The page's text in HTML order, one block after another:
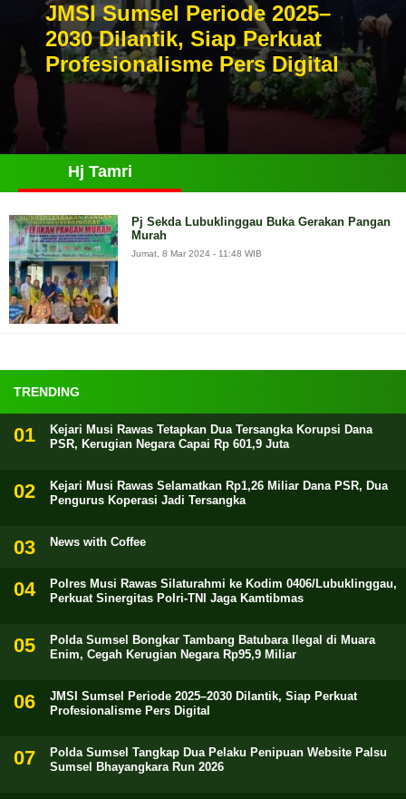
JMSI Sumsel Periode 2025–
2030 Dilantik, Siap Perkuat
Profesionalisme Pers Digital
TRENDING
Kejari Musi Rawas Tetapkan Dua Tersangka Korupsi Dana
PSR, Kerugian Negara Capai Rp 601,9 Juta
Kejari Musi Rawas Selamatkan Rp1,26 Miliar Dana PSR, Dua
Pengurus Koperasi Jadi Tersangka
News with Coffee
Polres Musi Rawas Silaturahmi ke Kodim 0406/Lubuklinggau,
Perkuat Sinergitas Polri-TNI Jaga Kamtibmas
Polda Sumsel Bongkar Tambang Batubara Ilegal di Muara
Enim, Cegah Kerugian Negara Rp95,9 Miliar
JMSI Sumsel Periode 2025–2030 Dilantik, Siap Perkuat
Profesionalisme Pers Digital
Polda Sumsel Tangkap Dua Pelaku Penipuan Website Palsu
Sumsel Bhayangkara Run 2026
Hj Tamri
Pj Sekda Lubuklinggau Buka Gerakan Pangan
Murah
Jumat, 8 Mar 2024 - 11:48 WIB